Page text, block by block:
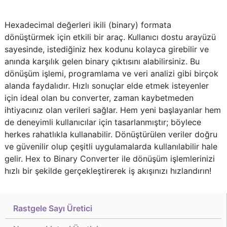
Rastgele Sayı Üretici
Hexadecimal değerleri ikili (binary) formata
dönüştürmek için etkili bir araç. Kullanıcı dostu arayüzü
sayesinde, istediğiniz hex kodunu kolayca girebilir ve
anında karşılık gelen binary çıktısını alabilirsiniz. Bu
dönüşüm işlemi, programlama ve veri analizi gibi birçok
alanda faydalıdır. Hızlı sonuçlar elde etmek isteyenler
için ideal olan bu converter, zaman kaybetmeden
ihtiyacınız olan verileri sağlar. Hem yeni başlayanlar hem
de deneyimli kullanıcılar için tasarlanmıştır; böylece
herkes rahatlıkla kullanabilir. Dönüştürülen veriler doğru
ve güvenilir olup çeşitli uygulamalarda kullanılabilir hale
gelir. Hex to Binary Converter ile dönüşüm işlemlerinizi
hızlı bir şekilde gerçekleştirerek iş akışınızı hızlandırın!